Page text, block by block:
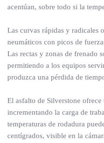
acentúan, sobre todo si la
Las curvas rápidas y radicales
neumáticos con picos de
Las rectas y zonas de frenado
permitiendo a los equipos
produzca una pérdida de
El asfalto de Silverstone
incrementando la carga de
temperaturas de rodadura
centígrados, visible en la